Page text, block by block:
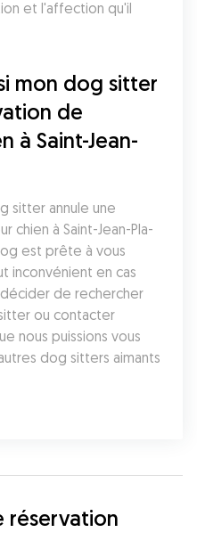
et l'affection qu'il
mon dog sitter
de
à Saint-Jean-
sitter annule une
chien à Saint-Jean-Pla-
est prête à vous
inconvénient en cas
de rechercher
ou contacter
nous puissions vous
dog sitters aimants
réservation